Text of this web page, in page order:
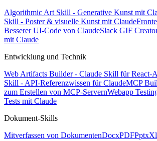
Algorithmic Art Skill - Generative Kunst mit
Skill - Poster & visuelle Kunst mit Claude
Besserer UI-Code von ClaudeSlack GIF
mit Claude
Entwicklung und Technik
Web Artifacts Builder - Claude Skill für React-
Skill - API-Referenzwissen für ClaudeMCP
zum Erstellen von MCP-ServernWebapp
Tests mit Claude
Dokument-Skills
Mitverfassen von DokumentenDocxPDFPptx